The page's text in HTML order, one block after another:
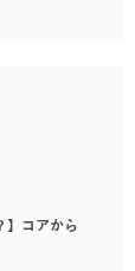
】コアから